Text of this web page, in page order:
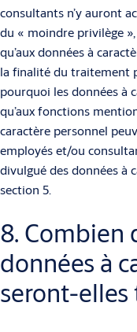
consultants n’y auront
du « moindre privilège »,
qu’aux données à
la finalité du traitement
pourquoi les données à
qu’aux fonctions
caractère personnel
employés et/ou
divulgué des données à
section 5.
8. Combien
données à
seront-elles